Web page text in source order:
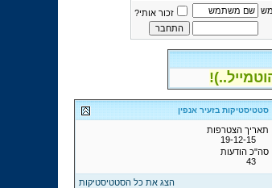
זכור אותי?
סטטיסטיקות בזעיר אנפין
תאריך הצטרפות
19-12-15
סה"כ הודעות
43
הצג את כל הסטטיסטיקות